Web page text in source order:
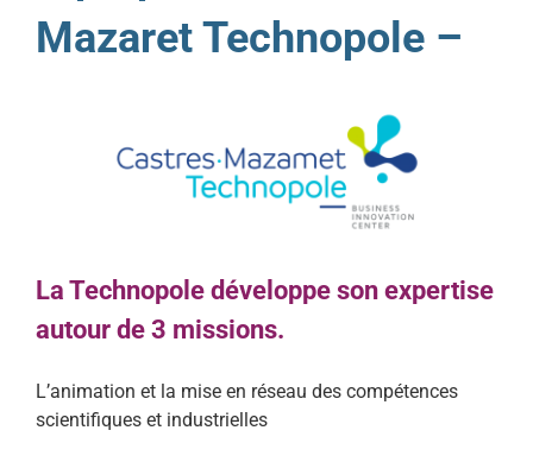
Mazaret Technopole –
La Technopole développe son expertise
autour de 3 missions.
L’animation et la mise en réseau des compétences
scientifiques et industrielles